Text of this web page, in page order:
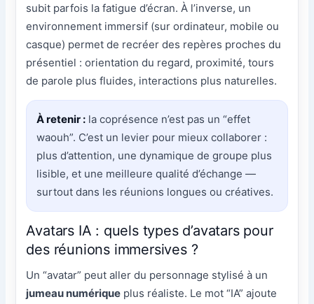
subit parfois la fatigue d’écran. À l’inverse, un
environnement immersif (sur ordinateur, mobile ou
casque) permet de recréer des repères proches du
présentiel : orientation du regard, proximité, tours
de parole plus fluides, interactions plus naturelles.
À retenir : la coprésence n’est pas un “effet
waouh”. C’est un levier pour mieux collaborer :
plus d’attention, une dynamique de groupe plus
lisible, et une meilleure qualité d’échange —
surtout dans les réunions longues ou créatives.
Avatars IA : quels types d’avatars pour
des réunions immersives ?
Un “avatar” peut aller du personnage stylisé à un
jumeau numérique plus réaliste. Le mot “IA” ajoute